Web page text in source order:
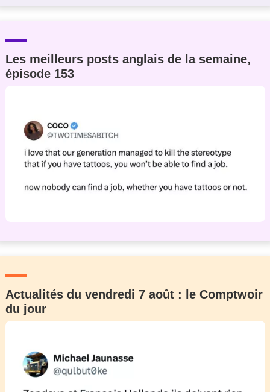
Les meilleurs posts anglais de la semaine,
épisode 153
Actualités du vendredi 7 août : le Comptwoir
du jour